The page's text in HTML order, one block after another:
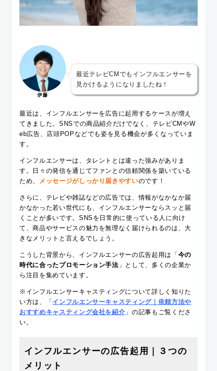
伊藤
最近テレビCMでもインフルエンサーを
見かけるようになりましたね！
最近は、インフルエンサーを広告に起用するケースが増え
てきました。SNSでの商品紹介だけでなく、テレビCMやW
eb広告、店頭POPなどでも姿を見る機会が多くなっていま
す。
インフルエンサーは、タレントとは違った強みがありま
す。日々の発信を通じてファンとの信頼関係を築いている
ため、
メッセージがしっかり届きやすいのです！
さらに、テレビや雑誌などの広告では、情報がなかなか届
かなかった若い世代にも、インフルエンサーならスッと届
くことが多いです。SNSを日常的に使っている人に向け
て、商品やサービスの魅力を無理なく届けられるのは、大
きなメリットと言えるでしょう。
こうした背景から、インフルエンサーの広告起用は「今の
時代に合ったプロモーション手法」として、多くの企業か
ら注目を集めています。
※インフルエンサーキャスティングについて詳しく知りた
い方は、「インフルエンサーキャスティング｜依頼方法や
おすすめキャスティング会社を紹介 」の記事もご覧くださ
い。
インフルエンサーの広告起用｜３つの
メリット